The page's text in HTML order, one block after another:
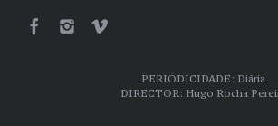
PERIODICIDADE: Diária
DIRECTOR: Hugo Rocha